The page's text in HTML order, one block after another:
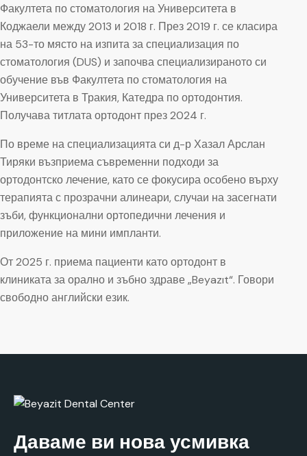
Факултета по стоматология на Университета в
Коджаели между 2013 и 2018 г. През 2019 г. се класира
на 53-то място на изпита за специализация по
стоматология (DUS) и започва специализираното си
обучение във Факултета по стоматология на
Университета в Тракия, Катедра по ортодонтия.
Получава титлата ортодонт през 2024 г.
По време на специализацията си д-р Хазал Арслан
Тиряки възприема съвременни подходи за
ортодонтско лечение, като се фокусира особено върху
терапията с прозрачни алинеари, случаи на засегнати
зъби, функционални ортопедични лечения и
приложение на мини импланти.
От 2025 г. приема пациенти като ортодонт в
клиниката за орално и зъбно здраве „Beyazıt“. Говори
свободно английски език.
Даваме ви нова усмивка